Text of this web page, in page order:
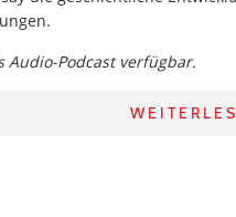
Audio-Podcast verfügbar.